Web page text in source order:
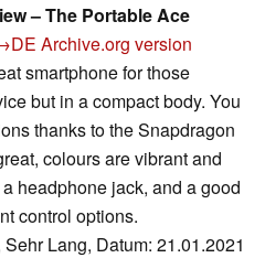
– The Portable Ace
Archive.org version
smartphone for those
but in a compact body. You
thanks to the Snapdragon
colours are vibrant and
headphone jack, and a good
control options.
Lang, Datum: 21.01.2021